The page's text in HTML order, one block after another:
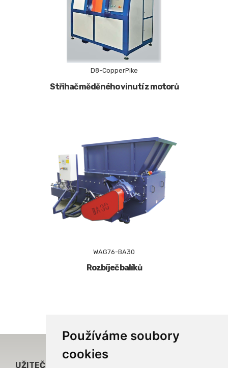
Používáme soubory
cookies
D8-CopperPike
Střihač měděného vinutí z motorů
WAG76-BA30
Rozbíječ balíků
UŽITEČNÉ ODKAZY